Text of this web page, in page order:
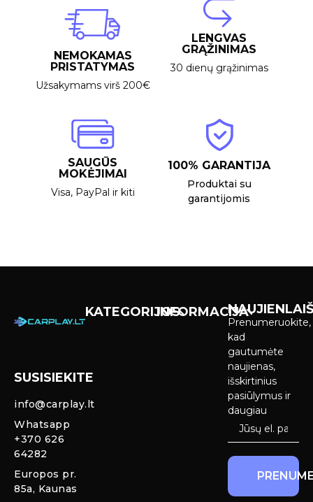
NEMOKAMAS
PRISTATYMAS
Užsakymams virš 200€
LENGVAS
GRĄŽINIMAS
30 dienų grąžinimas
SAUGŪS
MOKĖJIMAI
Visa, PayPal ir kiti
100% GARANTIJA
Produktai su
garantijomis
SUSISIEKITE
info@carplay.lt
Whatsapp
+370 626
64282
Europos pr.
85a, Kaunas
KATEGORIJOS
galinio vaizdo
INFORMACIJA
Prenumeruokite,
kad
gautumėte
naujienas,
išskirtinius
pasiūlymus ir
daugiau